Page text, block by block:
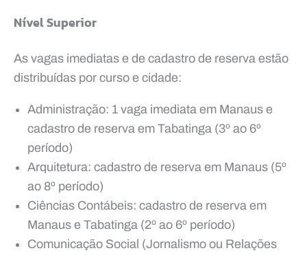
Nível Superior
As vagas imediatas e de cadastro de reserva estão
distribuídas por curso e cidade:
Administração: 1 vaga imediata em Manaus e
cadastro de reserva em Tabatinga (3º ao 6º
período)
Arquitetura: cadastro de reserva em Manaus (5º
ao 8º período)
Ciências Contábeis: cadastro de reserva em
Manaus e Tabatinga (2º ao 6º período)
Comunicação Social (Jornalismo ou Relações